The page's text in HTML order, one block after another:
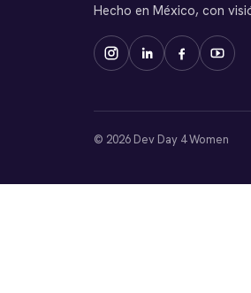
Hecho en México, con
© 2026 Dev Day 4 Women